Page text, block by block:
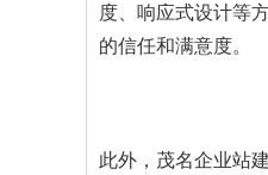
度、响应式设计等
的信任和满意度。
此外，茂名企业站